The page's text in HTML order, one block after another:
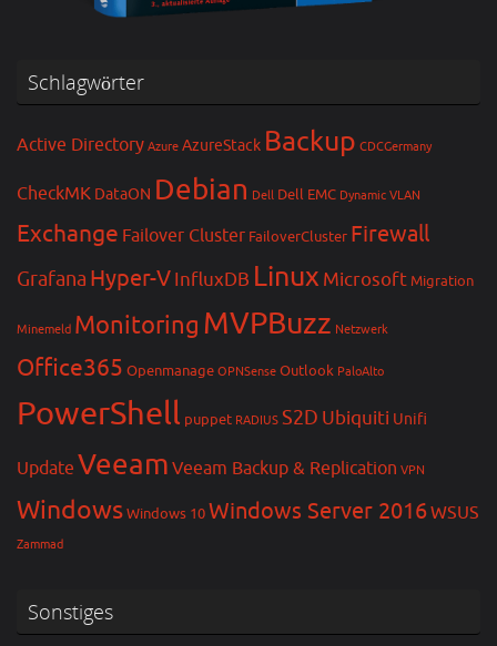
Schlagwörter
Active Directory Azure AzureStack Backup CDCGermany
CheckMK DataON Debian Dell Dell EMC Dynamic VLAN
Exchange Failover Cluster FailoverCluster Firewall
Grafana Hyper-VInfluxDB Linux Microsoft Migration
Minemeld Monitoring MVPBuzz Netzwerk
Office365 Openmanage OPNSense Outlook PaloAlto
PowerShell puppet RADIUS S2D Ubiquiti Unifi
Update Veeam Veeam Backup & Replication VPN
WindowsWindows 10Windows Server 2016WSUS
Zammad
Sonstiges